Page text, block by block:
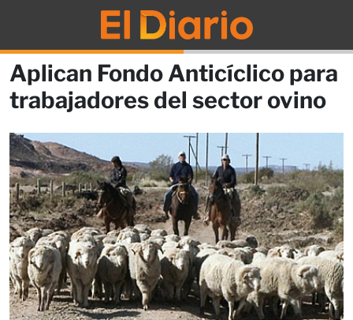
Aplican Fondo Anticíclico para
trabajadores del sector ovino